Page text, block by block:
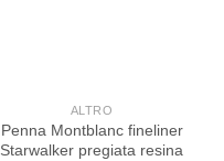
ALTRO
Penna Montblanc fineliner
Starwalker pregiata resina